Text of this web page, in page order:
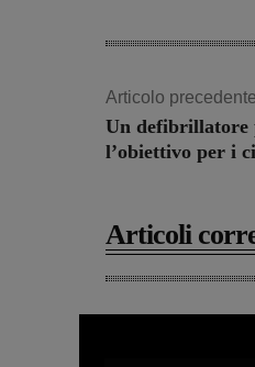
Articolo precedente
Un defibrillatore
l’obiettivo per i
Articoli